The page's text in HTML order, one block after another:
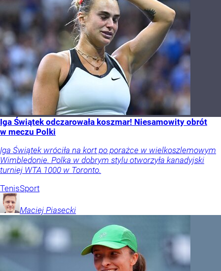
Iga Świątek odczarowała koszmar! Niesamowity obrót
w meczu Polki
Iga Świątek wróciła na kort po porażce w wielkoszlemowym
Wimbledonie. Polka w dobrym stylu otworzyła kanadyjski
turniej WTA 1000 w Toronto.
TenisSport
Maciej Piasecki